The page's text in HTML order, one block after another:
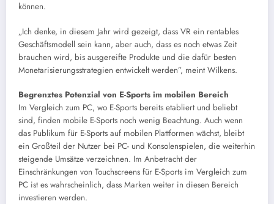
können.
„Ich denke, in diesem Jahr wird gezeigt, dass VR ein rentables
Geschäftsmodell sein kann, aber auch, dass es noch etwas Zeit
brauchen wird, bis ausgereifte Produkte und die dafür besten
Monetarisierungsstrategien entwickelt werden”, meint Wilkens.
Begrenztes Potenzial von E-Sports im mobilen Bereich
Im Vergleich zum PC, wo E-Sports bereits etabliert und beliebt
sind, finden mobile E-Sports noch wenig Beachtung. Auch wenn
das Publikum für E-Sports auf mobilen Plattformen wächst, bleibt
ein Großteil der Nutzer bei PC- und Konsolenspielen, die weiterhin
steigende Umsätze verzeichnen. Im Anbetracht der
Einschränkungen von Touchscreens für E-Sports im Vergleich zum
PC ist es wahrscheinlich, dass Marken weiter in diesen Bereich
investieren werden.